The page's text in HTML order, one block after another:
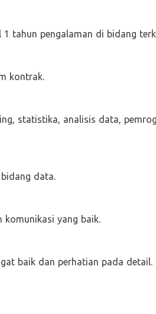
1 tahun pengalaman di bidang
kontrak.
statistika, analisis data,
data.
komunikasi yang baik.
baik dan perhatian pada detail.